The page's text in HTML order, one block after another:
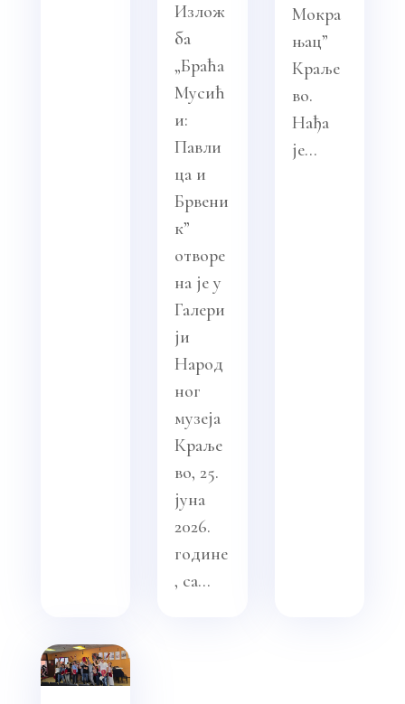
Излож
ба
„Браћа
Мусић
и:
Павли
ца и
Брвени
к”
отворе
на је у
Галери
ји
Народ
ног
музеја
Краље
во, 25.
јуна
2026.
године
, са...
Мокра
њац”
Краље
во.
Нађа
је...